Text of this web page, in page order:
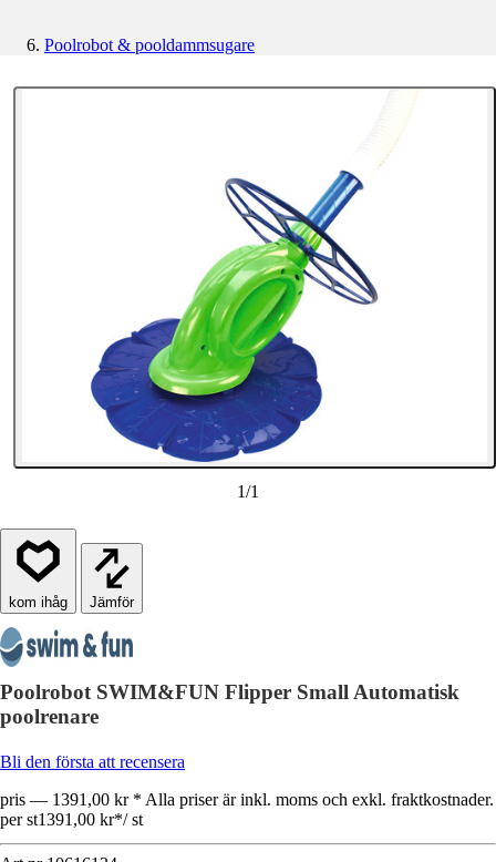
Poolrobot & pooldammsugare
1/1
Jämför
Poolrobot SWIM&FUN Flipper Small Automatisk
poolrenare
Bli den första att recensera
pris — 1391,00 kr * Alla priser är inkl. moms och exkl. fraktkostnader.
per st1391,00 kr*/ st